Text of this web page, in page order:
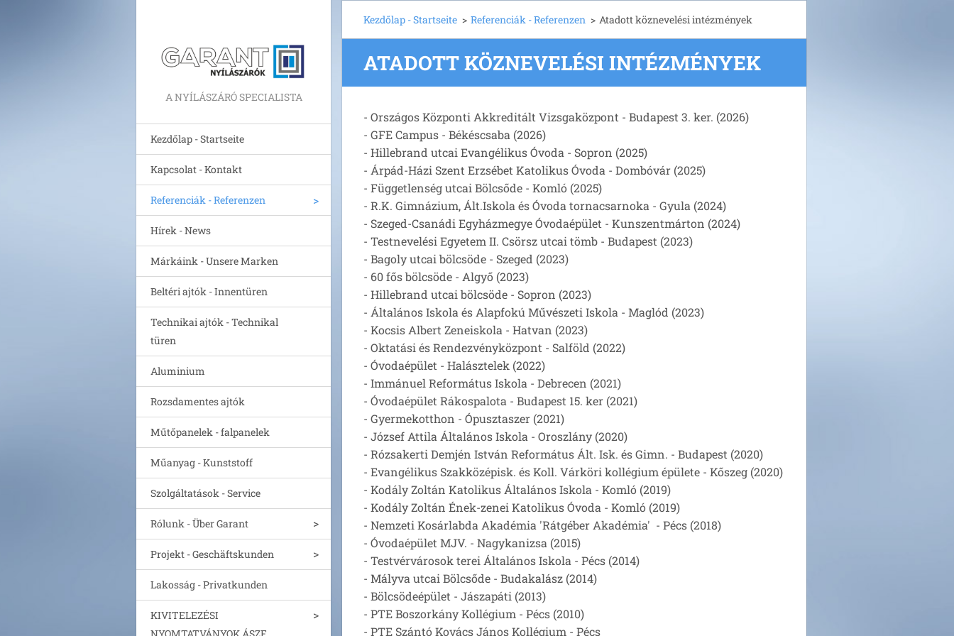
A NYÍLÁSZÁRÓ SPECIALISTA
Kezdőlap - Startseite
Kapcsolat - Kontakt
Referenciák - Referenzen
Hírek - News
Márkáink - Unsere Marken
Beltéri ajtók - Innentüren
Technikai ajtók - Technikal
türen
Aluminium
Rozsdamentes ajtók
Műtőpanelek - falpanelek
Műanyag - Kunststoff
Szolgáltatások - Service
Rólunk - Über Garant
Projekt - Geschäftskunden
Lakosság - Privatkunden
KIVITELEZÉSI
Kezdőlap - Startseite > Referenciák - Referenzen > Atadott köznevelési intézmények
ATADOTT KÖZNEVELÉSI INTÉZMÉNYEK
- Országos Központi Akkreditált Vizsgaközpont - Budapest 3. ker. (2026)
- GFE Campus - Békéscsaba (2026)
- Hillebrand utcai Evangélikus Óvoda - Sopron (2025)
- Árpád-Házi Szent Erzsébet Katolikus Óvoda - Dombóvár (2025)
- Függetlenség utcai Bölcsőde - Komló (2025)
- R.K. Gimnázium, Ált.Iskola és Óvoda tornacsarnoka - Gyula (2024)
- Szeged-Csanádi Egyházmegye Óvodaépület - Kunszentmárton (2024)
- Testnevelési Egyetem II. Csörsz utcai tömb - Budapest (2023)
- Bagoly utcai bölcsöde - Szeged (2023)
- 60 fős bölcsöde - Algyő (2023)
- Hillebrand utcai bölcsöde - Sopron (2023)
- Általános Iskola és Alapfokú Művészeti Iskola - Maglód (2023)
- Kocsis Albert Zeneiskola - Hatvan (2023)
- Oktatási és Rendezvényközpont - Salföld (2022)
- Óvodaépület - Halásztelek (2022)
- Immánuel Református Iskola - Debrecen (2021)
- Óvodaépület Rákospalota - Budapest 15. ker (2021)
- Gyermekotthon - Ópusztaszer (2021)
- József Attila Általános Iskola - Oroszlány (2020)
- Rózsakerti Demjén István Református Ált. Isk. és Gimn. - Budapest (2020)
- Evangélikus Szakközépisk. és Koll. Várköri kollégium épülete - Kőszeg (2020)
- Kodály Zoltán Katolikus Általános Iskola - Komló (2019)
- Kodály Zoltán Ének-zenei Katolikus Óvoda - Komló (2019)
- Nemzeti Kosárlabda Akadémia 'Rátgéber Akadémia' - Pécs (2018)
- Óvodaépület MJV. - Nagykanizsa (2015)
- Testvérvárosok terei Általános Iskola - Pécs (2014)
- Mályva utcai Bölcsőde - Budakalász (2014)
- Bölcsödeépület - Jászapáti (2013)
- PTE Boszorkány Kollégium - Pécs (2010)
- PTE Szántó Kovács János Kollégium - Pécs